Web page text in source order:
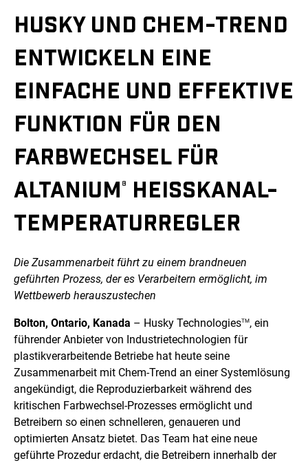
HUSKY UND CHEM-TREND
ENTWICKELN EINE
EINFACHE UND EFFEKTIVE
FUNKTION FÜR DEN
FARBWECHSEL FÜR
ALTANIUM ®
HEISSKANAL-T
EMPERATURREGLER
Die Zusammenarbeit führt zu einem brandneuen
geführten Prozess, deres Verarbeitern ermöglicht, im
Wettbewerb herauszustechen
Bolton, Ontario, Kanada – Husky TechnologiesTM, ein
führender Anbieter von Industrietechnologien für
plastikverarbeitende Betriebe hat heute seine
Zusammenarbeit mit Chem-Trend an einer Systemlösung
angekündigt, die Reproduzierbarkeit während des
kritischen Farbwechsel-Prozesses ermöglicht und
Betreibern so einen schnelleren, genaueren und
optimierten Ansatz bietet. Das Team hat eine neue
geführte Prozedur erdacht, die Betreibern innerhalb der